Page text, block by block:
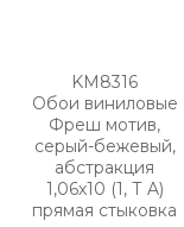
KM8316
Обои виниловые
Фреш мотив,
серый-бежевый,
абстракция
1,06х10 (1, Т A)
прямая стыковка